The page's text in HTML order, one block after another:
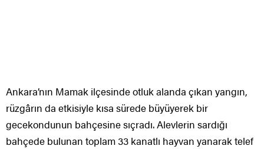
Ankara’nın Mamak ilçesinde otluk alanda çıkan yangın,
rüzgârın da etkisiyle kısa sürede büyüyerek bir
gecekondunun bahçesine sıçradı. Alevlerin sardığı
bahçede bulunan toplam 33 kanatlı hayvan yanarak telef